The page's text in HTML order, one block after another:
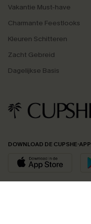
Vakantie Must-have
Charmante Feestlooks
Kleuren Schitteren
Zacht Gebreid
Dagelijkse Basis
DOWNLOAD DE CUPSHE-APP